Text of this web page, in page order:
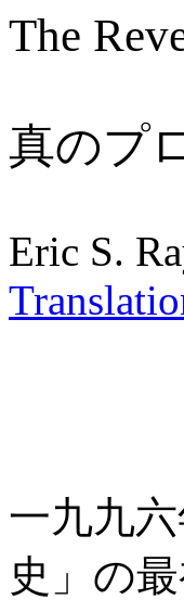
The
真のプ
Eric S.
一九九
史」の